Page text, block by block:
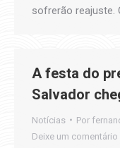
sofrerão reajuste.
A festa do
Salvador
Notícias Por
Deixe um comentário